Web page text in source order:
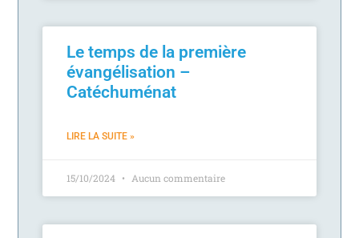
Le temps de la première
évangélisation –
Catéchuménat
LIRE LA SUITE »
15/10/2024 Aucun commentaire